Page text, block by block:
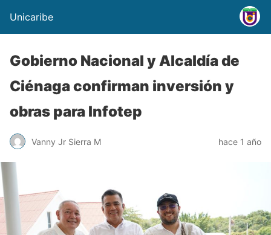
Unicaribe
Gobierno Nacional y Alcaldía de
Ciénaga confirman inversión y
obras para Infotep
Vanny Jr Sierra M hace 1 año